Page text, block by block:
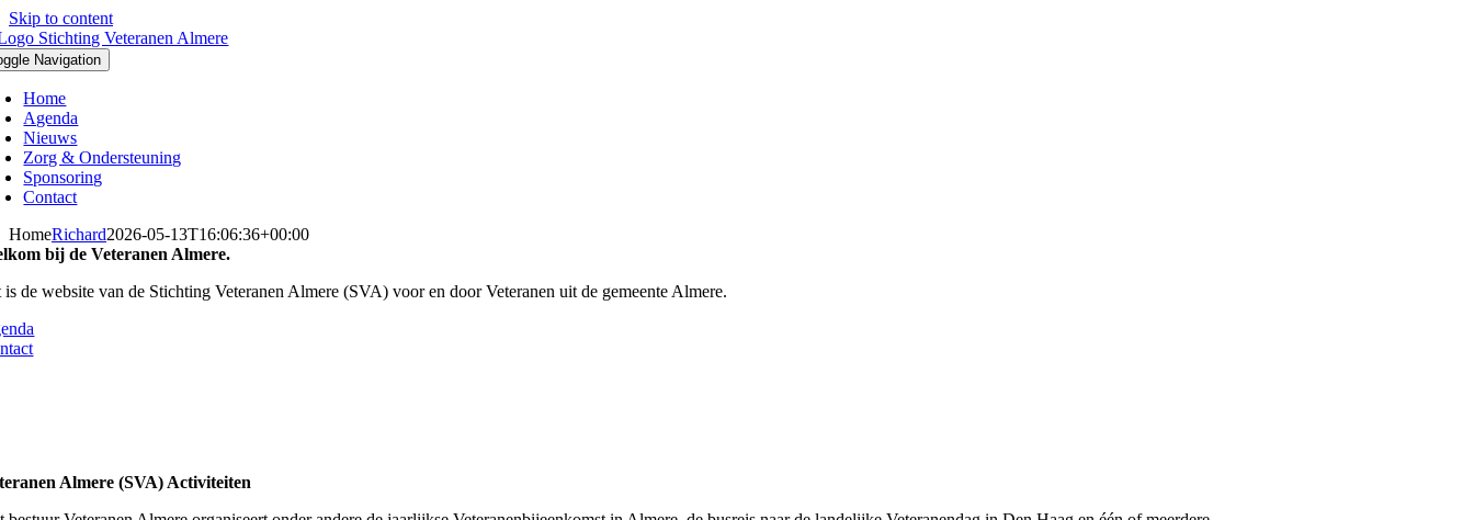
Skip to content
Navigation
Home
Agenda
Nieuws
Zorg & Ondersteuning
Sponsoring
Contact
HomeRichard2026-05-13T16:06:36+00:00
bij de Veteranen Almere.
de website van de Stichting Veteranen Almere (SVA) voor en door Veteranen uit de gemeente Almere.
Almere (SVA) Activiteiten